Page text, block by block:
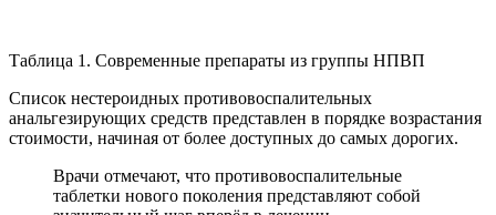
Таблица 1. Современные препараты из группы НПВП
Список нестероидных противовоспалительных
анальгезирующих средств представлен в порядке возрастания
стоимости, начиная от более доступных до самых дорогих.
Врачи отмечают, что противовоспалительные
таблетки нового поколения представляют собой